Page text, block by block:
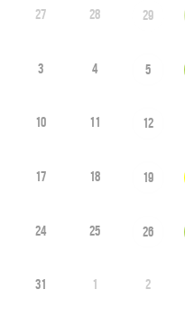
27 28 29
3 4 5
10 11 12
17 18 19
24 25 26
31 1 2